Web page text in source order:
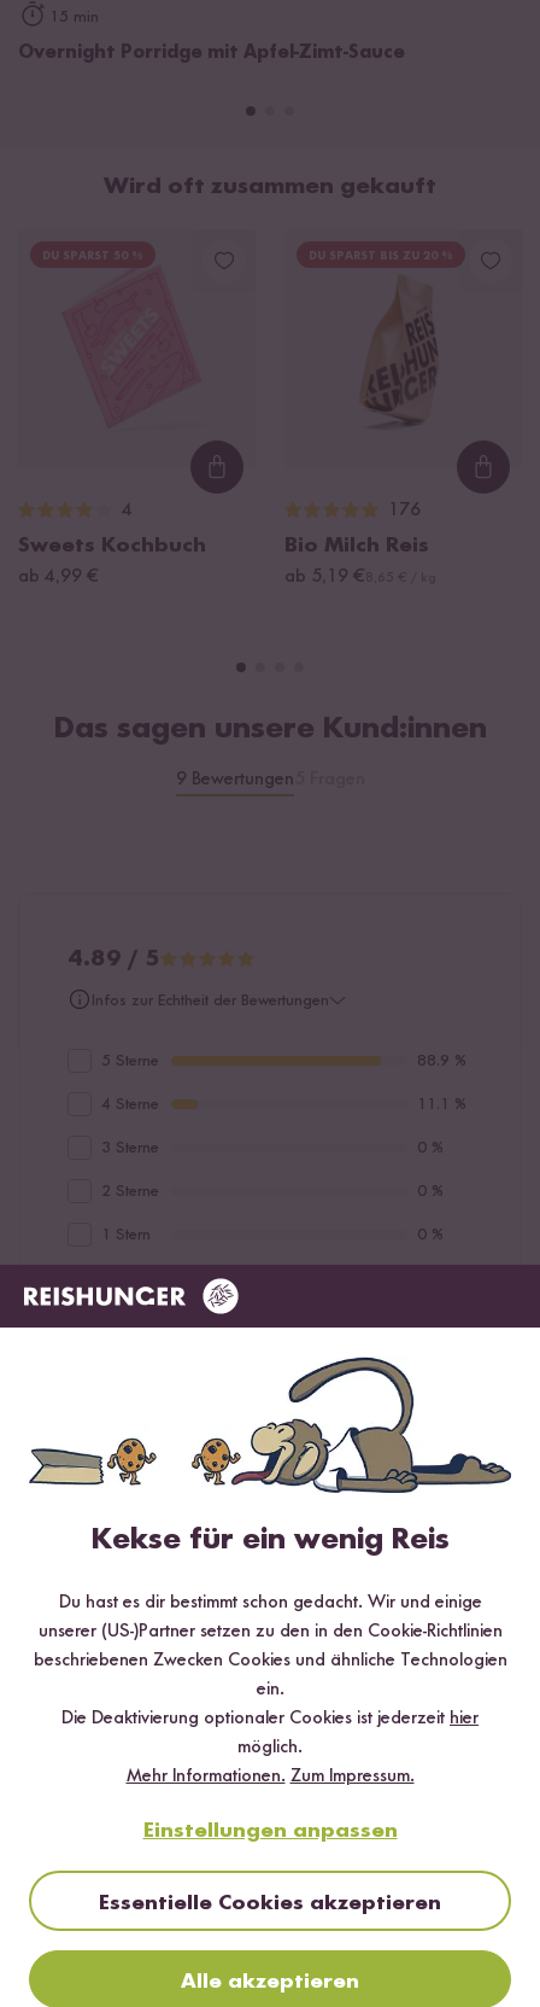
15 min
Overnight Porridge mit Apfel-Zimt-Sauce
Wird oft zusammen gekauft
DU SPARST 50 %
Loading...
4
Sweets Kochbuch
ab 4,99 €
DU SPARST BIS ZU 20 %
176
Bio Milch Reis
ab 5,19 €
Das sagen unsere Kund:innen
9 Bewertungen
4.89 / 5
Infos zur Echtheit der Bewertungen
5 Sterne 88.9 %
4 Sterne 11.1 %
3 Sterne 0 %
2 Sterne 0 %
1 Stern 0 %
Bewerte dieses Produkt
Hilfreichste Neueste Höchste BewertungNiedrigste Bewertung
Moni 20.03.2026
Die Soße ist sehr lecker. Sie schmeckt herrlich nach Apfel
und Zimt. Kann ich nur empfehlen.
Personen fanden diese Antwort hilfreich
Melden
Sehr lecker, nicht zu viel Zucker. Passt zu Milchreis, Müsli
Kekse für ein wenig Reis
Du hast es dir bestimmt schon gedacht. Wir und einige
unserer (US-)Partner setzen zu den in den Cookie-Richtlinien
beschriebenen Zwecken Cookies und ähnliche Technologien
ein.
Die Deaktivierung optionaler Cookies ist jederzeit hier
möglich.
Mehr Informationen. Zum Impressum.
Einstellungen anpassen
Essentielle Cookies akzeptieren
Alle akzeptieren